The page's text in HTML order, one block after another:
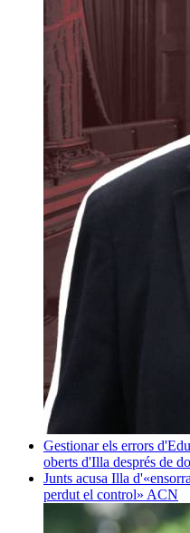
Gestionar els errors
oberts d'Illa després de
Junts acusa Illa
perdut el control» ACN